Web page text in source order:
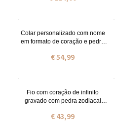
Colar personalizado com nome
em formato de coração e pedra
18k.
€ 54,99
Fio com coração de infinito
gravado com pedra zodiacal
€ 43,99